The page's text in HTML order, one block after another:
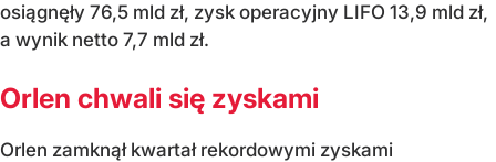
osiągnęły 76,5 mld zł, zysk operacyjny LIFO 13,9 mld zł,
a wynik netto 7,7 mld zł.
Orlen chwali się zyskami
Orlen zamknął kwartał rekordowymi zyskami